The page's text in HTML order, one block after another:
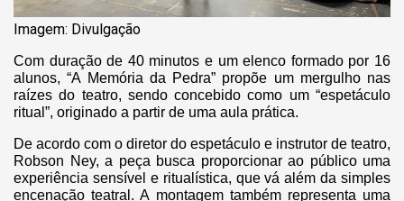
Imagem: Divulgação
Com duração de 40 minutos e um elenco formado por 16
alunos, “A Memória da Pedra” propõe um mergulho nas
raízes do teatro, sendo concebido como um “espetáculo
ritual”, originado a partir de uma aula prática.
De acordo com o diretor do espetáculo e instrutor de teatro,
Robson Ney, a peça busca proporcionar ao público uma
experiência sensível e ritualística, que vá além da simples
encenação teatral. A montagem também representa uma